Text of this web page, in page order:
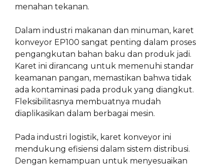
menahan tekanan.
Dalam industri makanan dan minuman, karet
konveyor EP100 sangat penting dalam proses
pengangkutan bahan baku dan produk jadi.
Karet ini dirancang untuk memenuhi standar
keamanan pangan, memastikan bahwa tidak
ada kontaminasi pada produk yang diangkut.
Fleksibilitasnya membuatnya mudah
diaplikasikan dalam berbagai mesin.
Pada industri logistik, karet konveyor ini
mendukung efisiensi dalam sistem distribusi.
Dengan kemampuan untuk menyesuaikan